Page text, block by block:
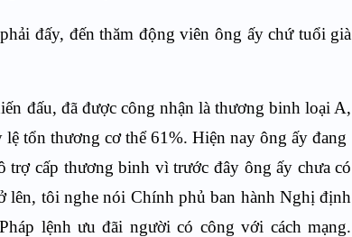
đấy, đến thăm động viên ông ấy chứ tuổi già
đấu, đã được công nhận là thương binh loại A,
tổn thương cơ thể 61%. Hiện nay ông ấy đang
trợ cấp thương binh vì trước đây ông ấy chưa có
lên, tôi nghe nói Chính phủ ban hành Nghị định
lệnh ưu đãi người có công với cách mạng.